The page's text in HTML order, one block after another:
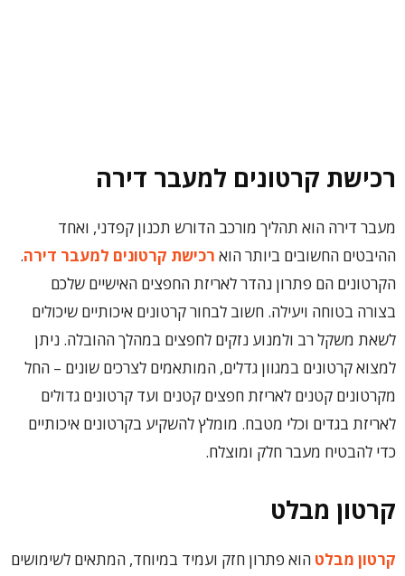
רכישת קרטונים למעבר דירה
מעבר דירה הוא תהליך מורכב הדורש תכנון קפדני, ואחד
ההיבטים החשובים ביותר הוא רכישת קרטונים למעבר דירה.
הקרטונים הם פתרון נהדר לאריזת החפצים האישיים שלכם
בצורה בטוחה ויעילה. חשוב לבחור קרטונים איכותיים שיכולים
לשאת משקל רב ולמנוע נזקים לחפצים במהלך ההובלה. ניתן
למצוא קרטונים במגוון גדלים, המותאמים לצרכים שונים – החל
מקרטונים קטנים לאריזת חפצים קטנים ועד קרטונים גדולים
לאריזת בגדים וכלי מטבח. מומלץ להשקיע בקרטונים איכותיים
כדי להבטיח מעבר חלק ומוצלח.
קרטון מבלט
קרטון מבלט הוא פתרון חזק ועמיד במיוחד, המתאים לשימושים